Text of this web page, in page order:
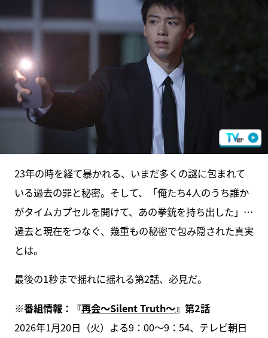
23年の時を経て暴かれる、いまだ多くの謎に包まれて
いる過去の罪と秘密。そして、「俺たち4人のうち誰か
がタイムカプセルを開けて、あの拳銃を持ち出した」…
過去と現在をつなぐ、幾重もの秘密で包み隠された真実
とは。
最後の1秒まで揺れに揺れる第2話、必見だ。
※番組情報：『再会～Silent Truth～』第2話
2026年1月20日（火）よる9：00～9：54、テレビ朝日